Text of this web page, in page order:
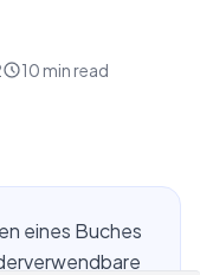
10 min read
eines Buches